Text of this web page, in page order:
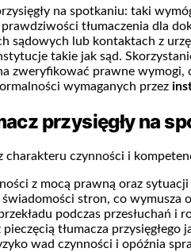
na spotkaniu: taki
tłumaczenia dla
sądowych lub kontaktach z
takie jak sąd.
zweryfikować prawne wymogi,
wymaganych przez
przysięgły na
charakteru czynności i
z mocą prawną oraz sytuacji
stron, co wymusza
podczas przesłuchań i
tłumacza przysięgłego
wad czynności i opóźnia